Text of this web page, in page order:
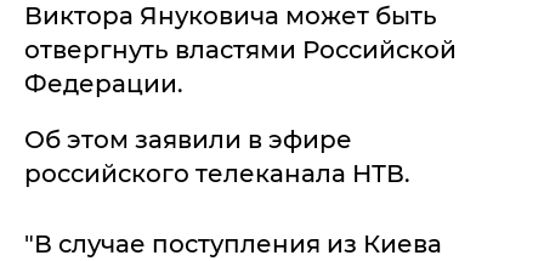
Виктора Януковича может быть
отвергнуть властями Российской
Федерации.
Об этом заявили в эфире
российского телеканала НТВ.
"В случае поступления из Киева